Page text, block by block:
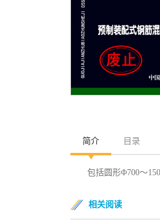
简介 目录
包括圆形Φ700～
相关阅读